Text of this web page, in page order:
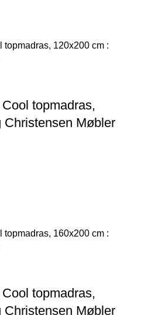
topmadras,
Møbler
topmadras,
Møbler